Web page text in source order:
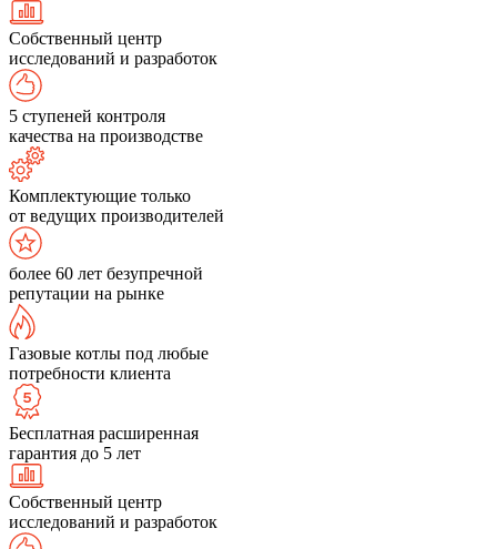
Собственный центр
исследований и разработок
5 ступеней контроля
качества на производстве
Комплектующие только
от ведущих производителей
более 60 лет безупречной
репутации на рынке
Газовые котлы под любые
потребности клиента
Бесплатная расширенная
гарантия до 5 лет
Собственный центр
исследований и разработок